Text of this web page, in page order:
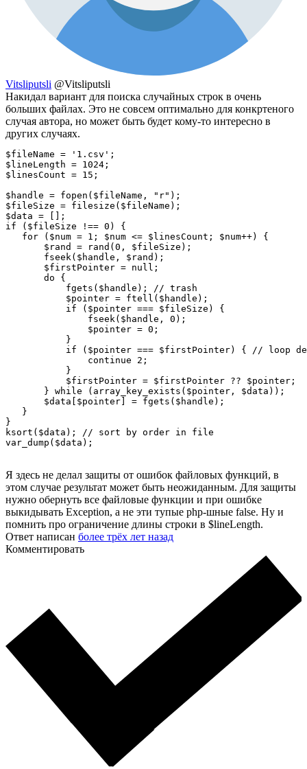
Vitsliputsli @Vitsliputsli
Накидал вариант для поиска случайных строк в очень
больших файлах. Это не совсем оптимально для конкртеного
случая автора, но может быть будет кому-то интересно в
других случаях.
$fileName = '1.csv';
$lineLength = 1024;
$linesCount = 15;
$handle = fopen($fileName, "r");
$fileSize = filesize($fileName);
$data = [];
if ($fileSize !== 0) {
   for ($num = 1; $num <= $linesCount; $num++) {
       $rand = rand(0, $fileSize);
       fseek($handle, $rand);
       $firstPointer = null;
       do {
           fgets($handle); // trash
           $pointer = ftell($handle);
           if ($pointer === $fileSize) {
               fseek($handle, 0);
               $pointer = 0;
           }
if ($pointer === $firstPointer) { // loop
               continue 2;
           }
           $firstPointer = $firstPointer ?? $pointer;
       } while (array_key_exists($pointer, $data));
       $data[$pointer] = fgets($handle);
   }
}
ksort($data); // sort by order in file
var_dump($data);
Я здесь не делал защиты от ошибок файловых функций, в
этом случае результат может быть неожиданным. Для защиты
нужно обернуть все файловые функции и при ошибке
выкидывать Exception, а не эти тупые php-шные false. Ну и
помнить про ограничение длины строки в $lineLength.
Ответ написан более трёх лет назад
Комментировать